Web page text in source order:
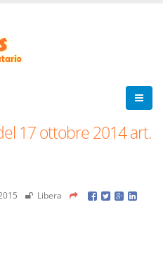
17 ottobre 2014 art.
Libera